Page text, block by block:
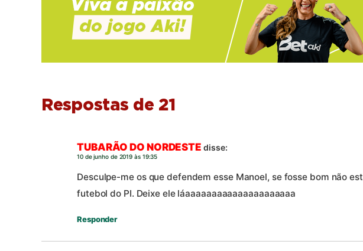
Respostas de 21
TUBARÃO DO NORDESTE disse:
10 de junho de 2019 às 19:35
Desculpe-me os que defendem esse Manoel, se fosse bom não
futebol do PI. Deixe ele láaaaaaaaaaaaaaaaaaaaaa
Responder